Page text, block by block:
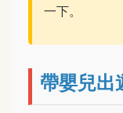
一下。
帶嬰兒出